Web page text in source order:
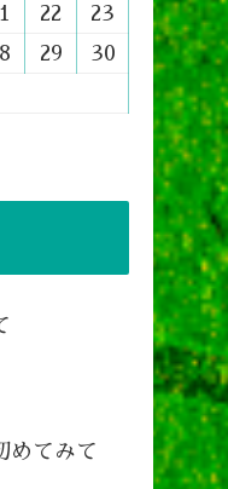
22
23
29
30
めてみて